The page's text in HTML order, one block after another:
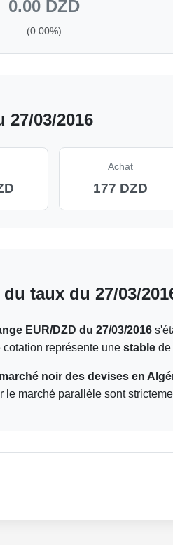
0.00 DZD
(0.00%)
27/03/2016
Achat
177 DZD
taux du 27/03/
EUR/DZD du 27/03/2016
cotation représente une stable de
noir des devises en
le marché parallèle sont